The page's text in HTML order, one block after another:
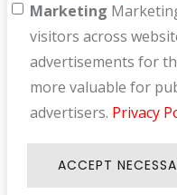
Marketing
visitors across
advertisements for
more valuable for
advertisers. Privacy
ACCEPT